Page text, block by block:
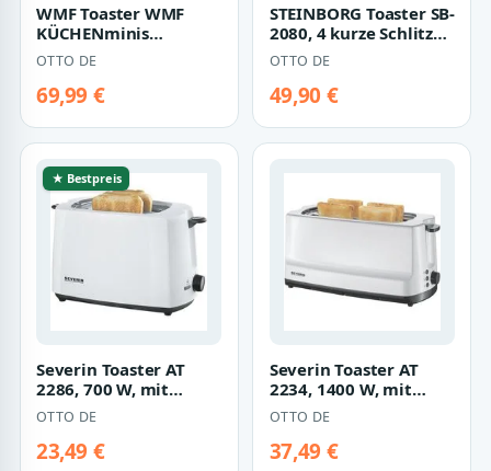
WMF Toaster WMF
KÜCHENminis
Langschlitz-Toaster,
für WMF
KÜCHENminis L…
OTTO DE
69,99 €
STEINBORG Toaster SB-
2080, 4 kurze Schlitze,
für 4 Scheiben, 1630
W, E…
OTTO DE
49,90 €
★ Bestpreis
Severin Toaster AT
2286, 700 W, mit
hochklappbarem
Brötchen-Röstaufsat…
OTTO DE
23,49 €
Severin Toaster AT
2234, 1400 W, mit
Langschlitz und
integriertem Bröt…
OTTO DE
37,49 €